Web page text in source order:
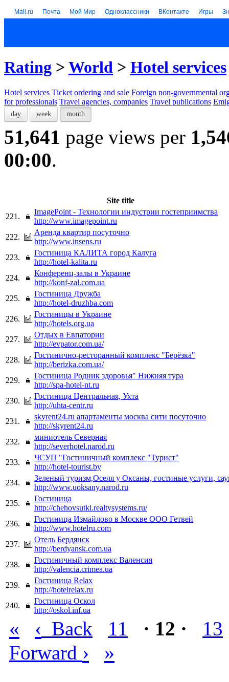
Mail.ru Почта Мой Мир Одноклассники ВКонтакте Игры
Rating > World > Hotel services
Hotel services Тicket ordering and sale Foreign non-governmental
for professionals Travel agencies, companies Travel publications
day week month
51,641 page views per
00:00.
Site title
221.
ImagePoint - Технологии индустрии гостеприимства
http://www.imagepoint.ru
222.
Аренда квартир посуточно
http://www.insens.ru
223.
Гостиница КАЛИТА город Калуга
http://hotel-kalita.ru
224.
Конференц-залы в Украине
http://konf-zal.com.ua
225.
Гостиница Дружба
http://hotel-druzhba.com
226.
Гостиницы в Украине
http://hotels.org.ua
227.
Отдых в Евпатории
http://evpator.com.ua/
228.
Гостинично-ресторанный комплекс "Берёзка"
http://berizka.com.ua/
229.
Гостиница Родник здоровья" Нижняя тура
http://spa-hotel-nt.ru
230.
Гостиница Центральная, Ухта
http://uhta-centr.ru
231.
skyrent24.ru апартаменты москва сити посуточно
http://skyrent24.ru
232.
миниотель Северная
http://severhotel.narod.ru
233.
ЧСУП "Гостиничный комплекс "Турист"
http://hotel-tourist.by
234.
Зеленый туризм,Оселя у Оксаны, гостиные услуги,
http://www.uoksany.narod.ru
235.
Гостиница
http://chehovsutki.realtysystems.ru/
236.
Гостиница Измайлово в Москве ООО Гетвей
http://www.hotelru.com
237.
Отель Бердянск
http://berdyansk.com.ua
238.
Гостиничный комплекс Валенсия
http://valencia.crimea.ua
239.
Гостиница Relax
http://hotelrelax.ru
240.
Гостиница Оскол
http://oskol.inf.ua
« ‹ Back 11 · 12 ·
13
Forward › »